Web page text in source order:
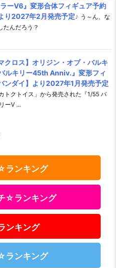
ーV6』変形合体フィギュア予約
り2027年2月発売予定♪ う～ん、な
たんだろう？
クロス】オリジン・オブ・バルキ
ルキリー45th Anniv.』変形フィ
ンダイ】より2027年1月発売予定
トクトイス」から発売された『1/55 バ
ーV ...
ランキング
☆ランキング
ンキング
ンキング